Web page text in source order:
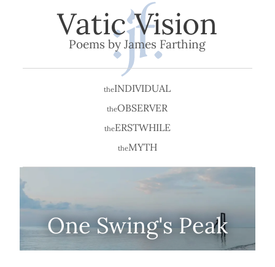
Vatic Vision
Poems by James Farthing
theERSTWHILE
theINDIVIDUAL
theMYTH
theOBSERVER
One Swing's Peak